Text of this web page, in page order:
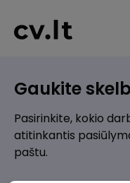
Gaukite
Pasirinkite, kokio
atitinkantis
paštu.